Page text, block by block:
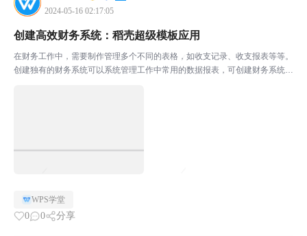
2024-05-16 02:17:05
创建高效财务系统：稻壳超级模板应用
在财务工作中，需要制作管理多个不同的表格，如收支记录、收支报表等等。
创建独有的财务系统可以系统管理工作中常用的数据报表，可创建财务系统步
WPS学堂
0 0 分享